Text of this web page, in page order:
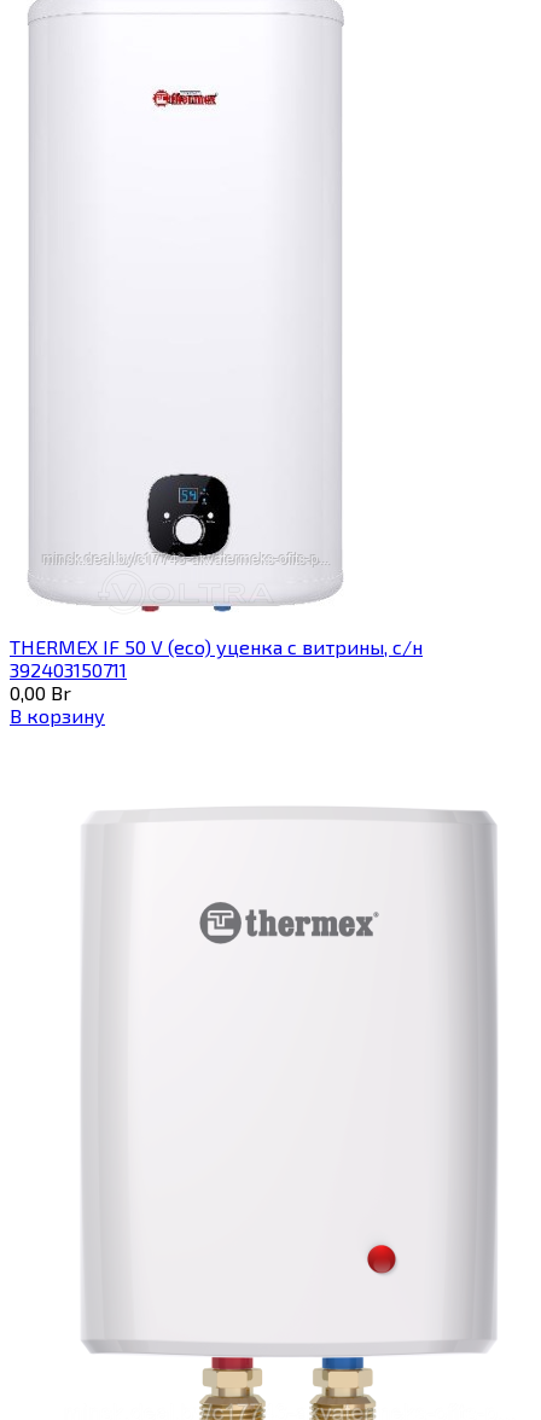
THERMEX IF 50 V (eco) уценка c витрины, с/н
392403150711
0,00 Br
В корзину